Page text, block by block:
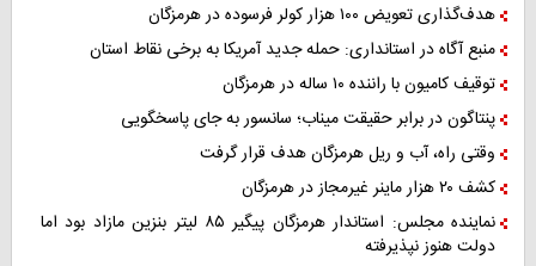
هدف‌گذاری تعویض ۱۰۰ هزار کولر فرسوده در هرمزگان
منبع آگاه در استانداری: حمله جدید آمریکا به برخی نقاط استان
توقیف کامیون با راننده ۱۰ ساله در هرمزگان
پنتاگون در برابر حقیقت میناب؛ سانسور به جای پاسخگویی
وقتی راه، آب و ریل هرمزگان هدف قرار گرفت
کشف ۲۰ هزار ماینر غیرمجاز در هرمزگان
نماینده مجلس: استاندار هرمزگان پیگیر ۸۵ لیتر بنزین مازاد بود اما
دولت هنوز نپذیرفته